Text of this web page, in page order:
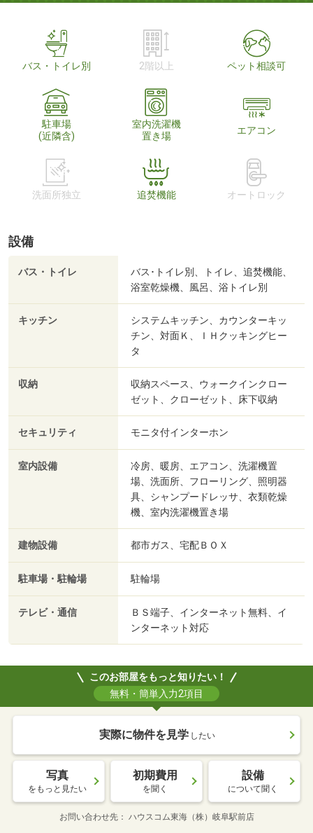
バス・トイレ別 2階以上 ペット相談可
駐車場
(近隣含)
室内洗濯機
置き場
エアコン
洗面所独立 追焚機能 オートロック
設備
バス・トイレ
バス･トイレ別、トイレ、追焚機能、
浴室乾燥機、風呂、浴トイレ別
キッチン
システムキッチン、カウンターキッ
チン、対面Ｋ、ＩＨクッキングヒー
タ
収納
収納スペース、ウォークインクロー
ゼット、クローゼット、床下収納
セキュリティ モニタ付インターホン
室内設備
冷房、暖房、エアコン、洗濯機置
場、洗面所、フローリング、照明器
具、シャンプードレッサ、衣類乾燥
機、室内洗濯機置き場
建物設備 都市ガス、宅配ＢＯＸ
駐車場・駐輪場 駐輪場
テレビ・通信
ＢＳ端子、インターネット無料、イ
ンターネット対応
このお部屋をもっと知りたい！
無料・簡単入力2項目
実際に物件を見学 したい
写真
をもっと見たい
初期費用
を聞く
設備
について聞く
お問い合わせ先 ハウスコム東海（株）岐阜駅前店